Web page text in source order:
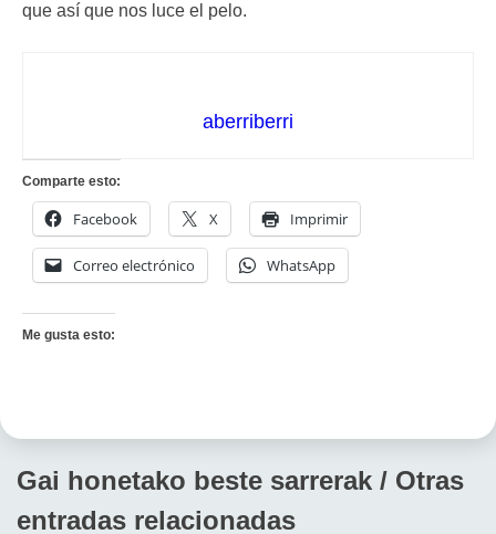
que así que nos luce el pelo.
aberriberri
Comparte esto:
Facebook X Imprimir
Correo electrónico WhatsApp
Me gusta esto:
Gai honetako beste sarrerak / Otras
entradas relacionadas